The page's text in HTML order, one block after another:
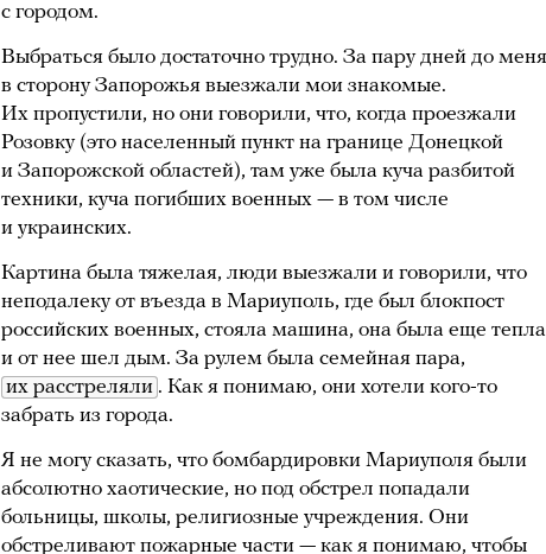
с городом.
Выбраться было достаточно трудно. За пару дней до меня
в сторону Запорожья выезжали мои знакомые.
Их пропустили, но они говорили, что, когда проезжали
Розовку (это населенный пункт на границе Донецкой
и Запорожской областей), там уже была куча разбитой
техники, куча погибших военных — в том числе
и украинских.
Картина была тяжелая, люди выезжали и говорили, что
неподалеку от въезда в Мариуполь, где был блокпост
российских военных, стояла машина, она была еще
и от нее шел дым. За рулем была семейная пара,
их расстреляли . Как я понимаю, они хотели кого-то
забрать из города.
Я не могу сказать, что бомбардировки Мариуполя были
абсолютно хаотические, но под обстрел попадали
больницы, школы, религиозные учреждения. Они
обстреливают пожарные части — как я понимаю, чтобы